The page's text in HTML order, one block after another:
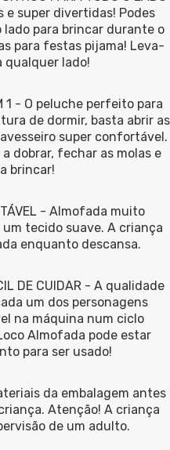
e super divertidas! Podes
para brincar durante o
para festas pijama! Leva-
qualquer lado!
1 - O peluche perfeito para
de dormir, basta abrir as
super confortável.
dobrar, fechar as molas e
brincar!
- Almofada muito
tecido suave. A criança
enquanto descansa.
DE CUIDAR - A qualidade
um dos personagens
na máquina num ciclo
Almofada pode estar
para ser usado!
da embalagem antes
Atenção! A criança
de um adulto.